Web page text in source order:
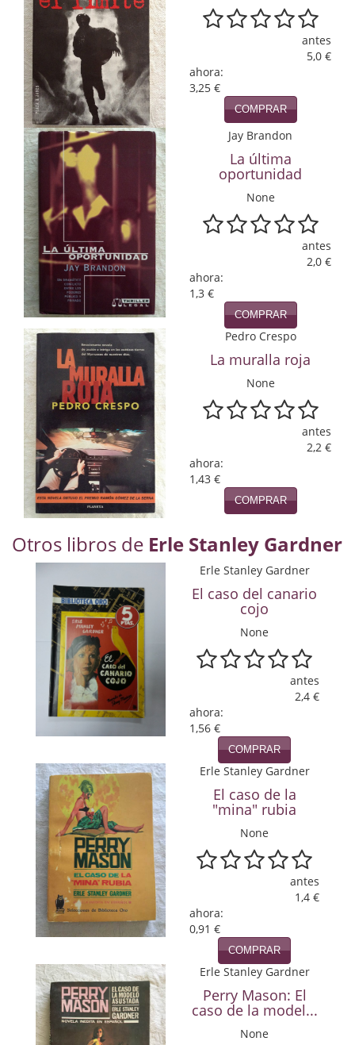
Historia
historia
Infantil y juvenil
Infantil y juvenil. Nuevo!!
Infantil y juvenil. Nuevo!!!
Informática
Literatura fantástica
Literatura hispanoamericana
Local
Mafia y espionaje
Matemáticas
Medicina
Música
Naturaleza
Novela Extranjera
Novela fantástica
Novela histórica
Novela negra
Novela romántica
Otros idiomas
Papás, Mamás, bebés...
Papás, Mamás, Bebés...
Poesía
Política
Psicología. Educación
Revistas
Sobre Madrid
Teatro
antes
5,0 €
ahora:
3,25 €
COMPRAR
Jay Brandon
La última
oportunidad
None
antes
2,0 €
ahora:
1,3 €
COMPRAR
Pedro Crespo
La muralla roja
None
antes
2,2 €
ahora:
1,43 €
COMPRAR
Otros libros de Erle Stanley Gardner
Erle Stanley Gardner
El caso del canario
cojo
None
antes
2,4 €
ahora:
1,56 €
COMPRAR
Erle Stanley Gardner
El caso de la
"mina" rubia
None
antes
1,4 €
ahora:
0,91 €
COMPRAR
Erle Stanley Gardner
Perry Mason: El
caso de la model...
None